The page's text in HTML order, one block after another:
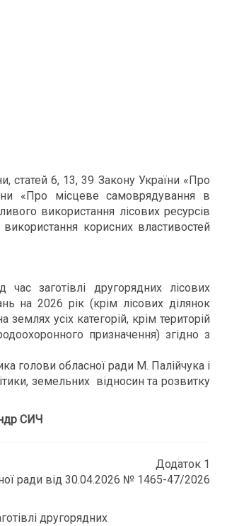
статей 6, 13, 39 Закону України «Про
«Про місцеве самоврядування в
використання лісових ресурсів
корисних властивостей
час заготівлі другорядних лісових
на 2026 рік (крім лісових ділянок
усіх категорій, крім територій
призначення) згідно з
голови обласної ради М. Палійчука і
земельних відносин та розвитку
СИЧ
Додаток 1
ради від 30.04.2026 № 1465-47/2026
другорядних